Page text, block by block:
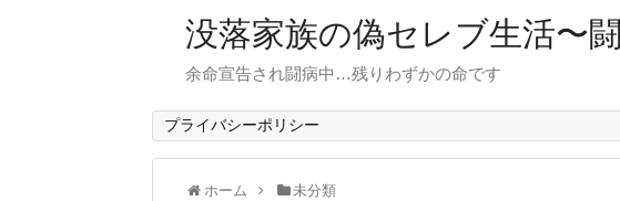
没落家族の偽セレブ生活〜
余命宣告され闘病中…残りわずかの命です
プライバシーポリシー
ホーム 未分類